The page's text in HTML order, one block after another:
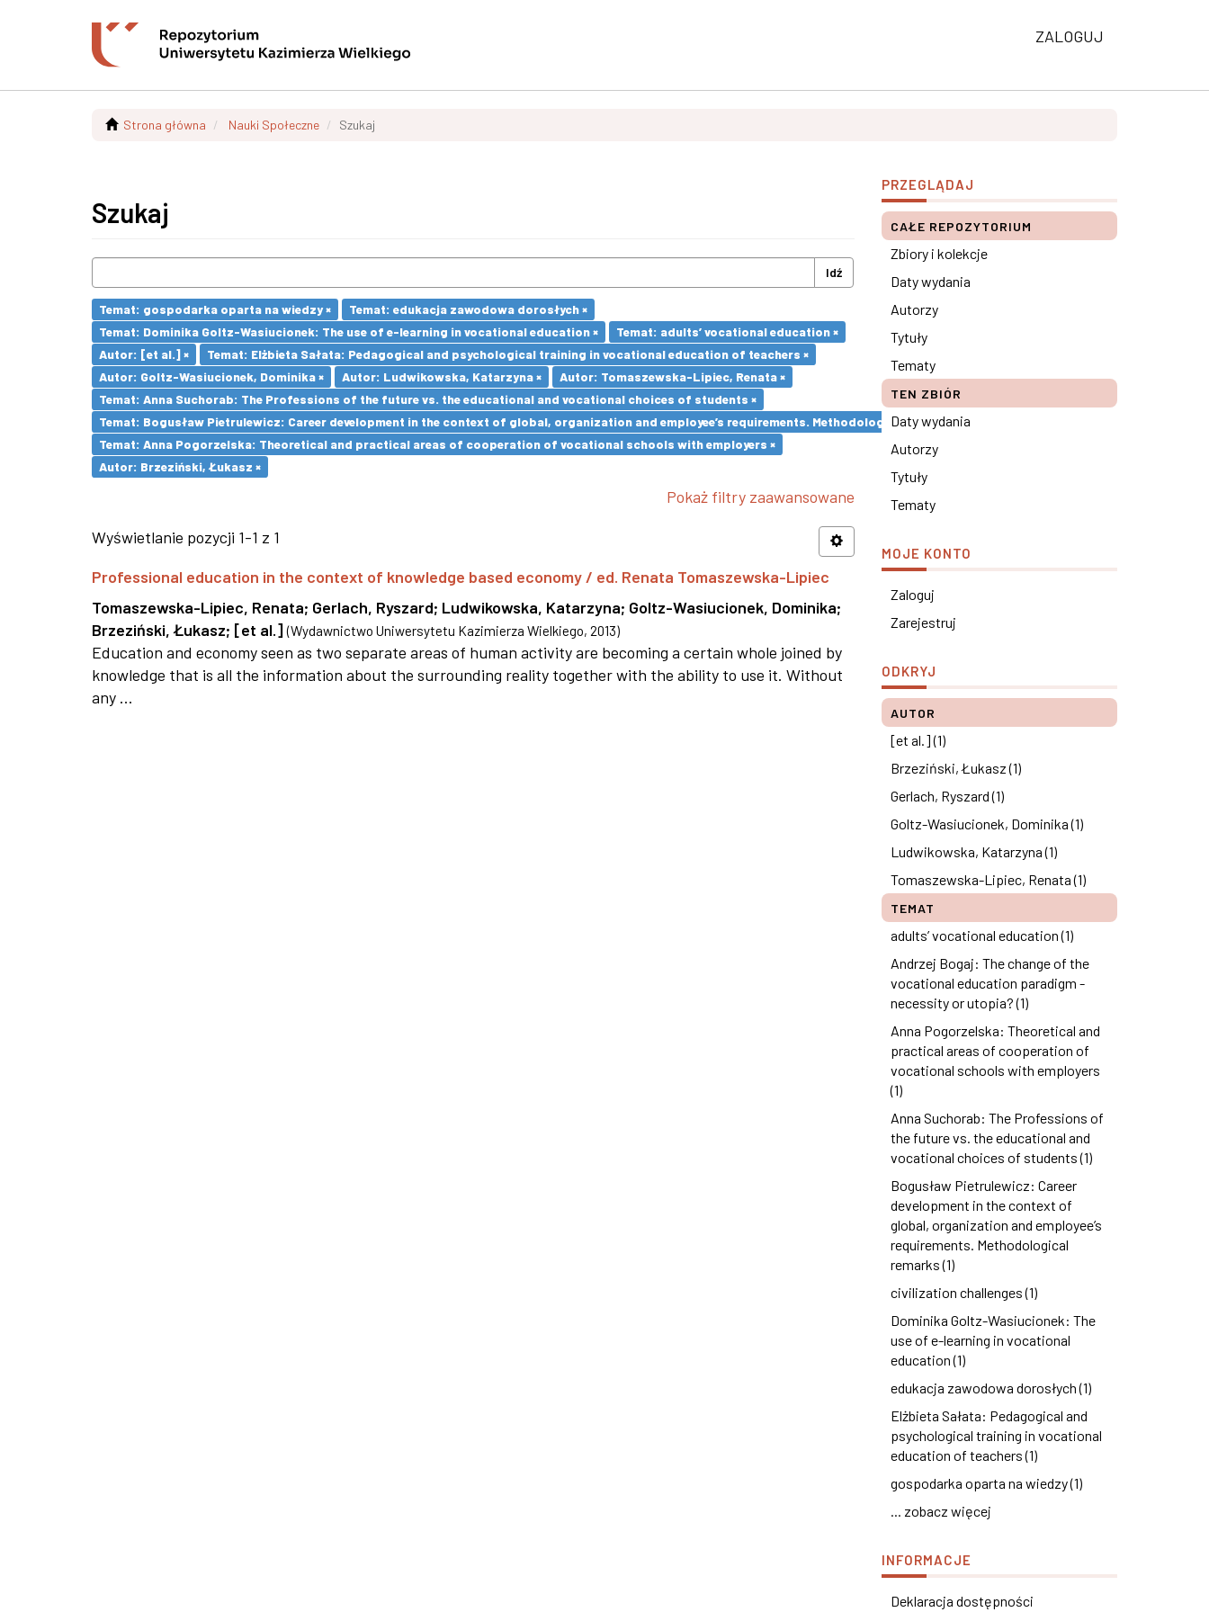
ZALOGUJ
Strona główna Nauki Społeczne Szukaj
Szukaj
Idź
Temat: gospodarka oparta na wiedzy ×
Temat: edukacja zawodowa dorosłych ×
Temat: Dominika Goltz-Wasiucionek: The use of e-learning in vocational education ×
Temat: adults’ vocational education ×
Autor: [et al.] ×
Temat: Elżbieta Sałata: Pedagogical and psychological training in vocational education of teachers ×
Autor: Goltz-Wasiucionek, Dominika ×
Autor: Ludwikowska, Katarzyna ×
Autor: Tomaszewska-Lipiec, Renata ×
Temat: Anna Suchorab: The Professions of the future vs. the educational and vocational choices of students ×
Temat: Bogusław Pietrulewicz: Career development in the context of global, organization and employee’s requirements. Methodological remarks ×
Temat: Anna Pogorzelska: Theoretical and practical areas of cooperation of vocational schools with employers ×
Autor: Brzeziński, Łukasz ×
Pokaż filtry zaawansowane
Wyświetlanie pozycji 1-1 z 1
Professional education in the context of knowledge based economy / ed. Renata Tomaszewska-Lipiec
Tomaszewska-Lipiec, Renata; Gerlach, Ryszard; Ludwikowska, Katarzyna; Goltz-Wasiucionek, Dominika;
Brzeziński, Łukasz; [et al.] (Wydawnictwo Uniwersytetu Kazimierza Wielkiego, 2013)
Education and economy seen as two separate areas of human activity are becoming a certain whole joined by
knowledge that is all the information about the surrounding reality together with the ability to use it. Without
any ...
PRZEGLĄDAJ
CAŁE REPOZYTORIUM
Zbiory i kolekcje
Daty wydania
Autorzy
Tytuły
Tematy
TEN ZBIÓR
Daty wydania
Autorzy
Tytuły
Tematy
MOJE KONTO
Zaloguj
Zarejestruj
ODKRYJ
AUTOR
[et al.] (1)
Brzeziński, Łukasz (1)
Gerlach, Ryszard (1)
Goltz-Wasiucionek, Dominika (1)
Ludwikowska, Katarzyna (1)
Tomaszewska-Lipiec, Renata (1)
TEMAT
adults’ vocational education (1)
Andrzej Bogaj: The change of the
vocational education paradigm -
necessity or utopia? (1)
Anna Pogorzelska: Theoretical and
practical areas of cooperation of
vocational schools with employers
(1)
Anna Suchorab: The Professions of
the future vs. the educational and
vocational choices of students (1)
Bogusław Pietrulewicz: Career
development in the context of
global, organization and employee’s
requirements. Methodological
remarks (1)
civilization challenges (1)
Dominika Goltz-Wasiucionek: The
use of e-learning in vocational
education (1)
edukacja zawodowa dorosłych (1)
Elżbieta Sałata: Pedagogical and
psychological training in vocational
education of teachers (1)
gospodarka oparta na wiedzy (1)
... zobacz więcej
INFORMACJE
Deklaracja dostępności